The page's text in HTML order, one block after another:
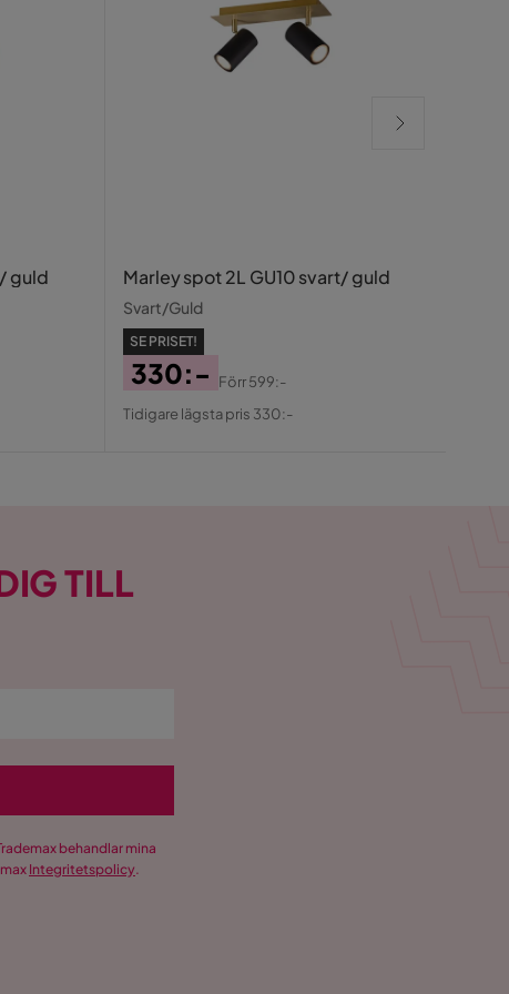
guld Marley spot 2L GU10 svart/ guld
Svart/Guld
SE PRISET!
Pris
330:-
Original
Förr599:-
Tidigare lägsta pris 330:-
TILL
behandlar mina
Integritetspolicy.